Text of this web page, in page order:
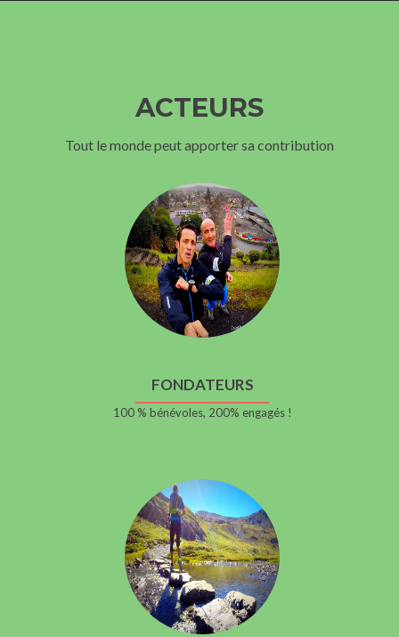
ACTEURS
Tout le monde peut apporter sa contribution
FONDATEURS
100 % bénévoles, 200% engagés !